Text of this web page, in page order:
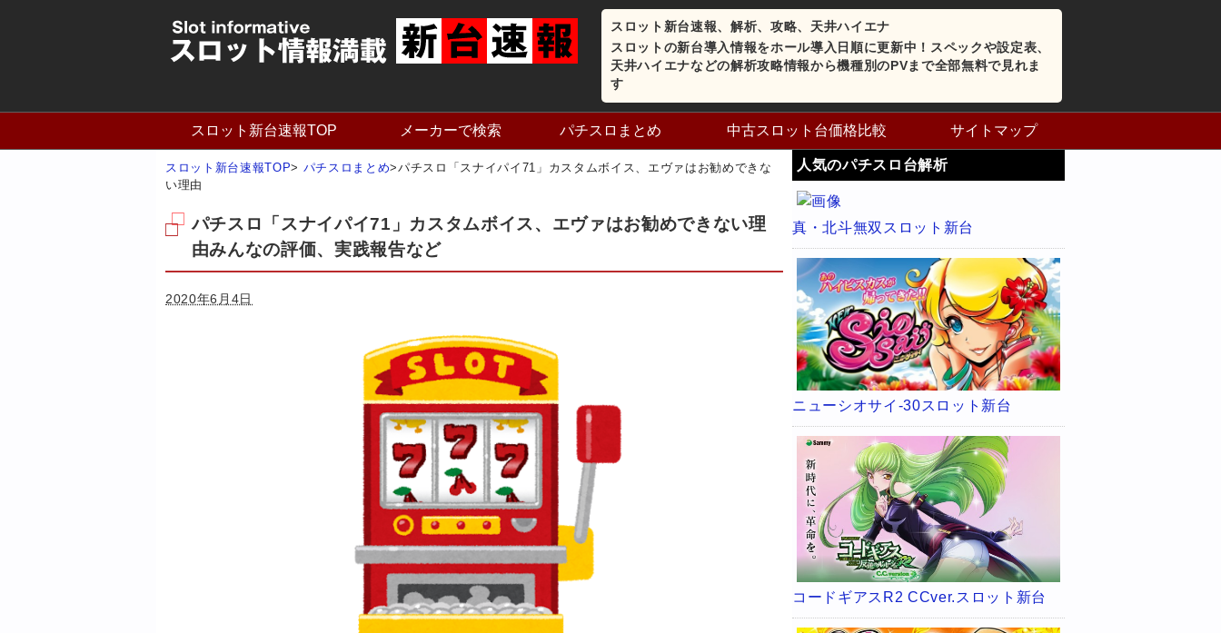
スロット新台速報、解析、攻略、天井ハイエナ
スロットの新台導入情報をホール導入日順に更新中！スペックや設定表、
天井ハイエナなどの解析攻略情報から機種別のPVまで全部無料で見れま
す
スロット新台速報TOP メーカーで検索 パチスロまとめ 中古スロット台価格比較 サイトマップ
スロット新台速報TOP> パチスロまとめ>パチスロ「スナイパイ71」カスタムボイス、エヴァはお勧めできな
い理由
パチスロ「スナイパイ71」カスタムボイス、エヴァはお勧めできない理
由みんなの評価、実践報告など
2020年6月4日
人気のパチスロ台解析
真・北斗無双スロット新台
ニューシオサイ-30スロット新台
コードギアスR2 CCver.スロット新台